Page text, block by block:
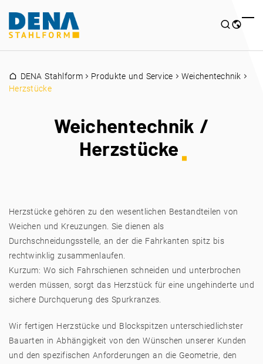
DENA Stahlform Produkte und Service
Weichentechnik
Herzstücke
Weichentechnik /
Herzstücke
Herzstücke gehören zu den wesentlichen Bestandteilen von
Weichen und Kreuzungen. Sie dienen als
Durchschneidungsstelle, an der die Fahrkanten spitz bis
rechtwinklig zusammenlaufen.
Kurzum: Wo sich Fahrschienen schneiden und unterbrochen
werden müssen, sorgt das Herzstück für eine ungehinderte und
sichere Durchquerung des Spurkranzes.
Wir fertigen Herzstücke und Blockspitzen unterschiedlichster
Bauarten in Abhängigkeit von den Wünschen unserer Kunden
und den spezifischen Anforderungen an die Geometrie, den